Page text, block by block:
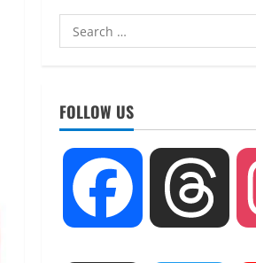
Search
for:
FOLLOW US
Facebook
UTTARAKHAND
तीलू रौतेली
वीरांगनाओं का
August 6,